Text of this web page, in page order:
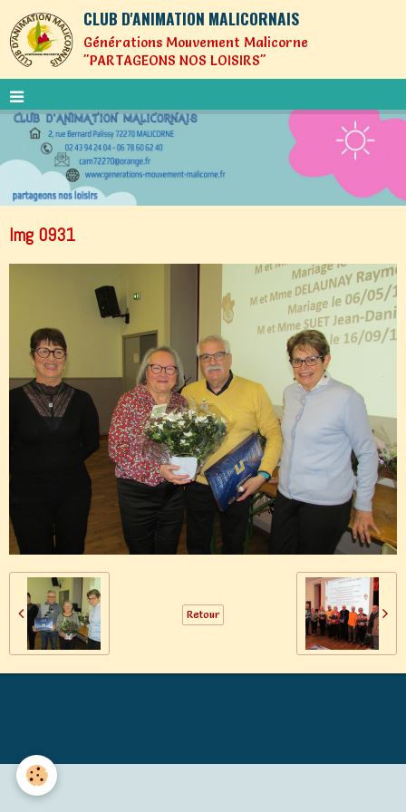
CLUB D'ANIMATION MALICORNAIS
Générations Mouvement Malicorne
"PARTAGEONS NOS LOISIRS"
Img 0931
Retour